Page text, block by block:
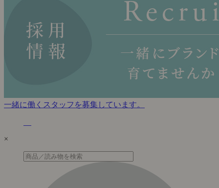
一緒に働くスタッフを募集しています。
×